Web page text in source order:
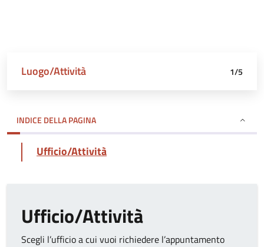
Luogo/Attività
Dettagli appuntamento
Richiedente
Data e orario
Riepilogo 1/5
INDICE DELLA PAGINA
Ufficio/Attività
Ufficio/Attività
Scegli l’ufficio a cui vuoi richiedere l’appuntamento